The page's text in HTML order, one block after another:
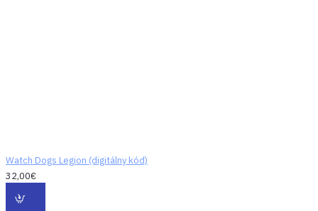
Watch Dogs Legion (digitálny kód)
32,00€